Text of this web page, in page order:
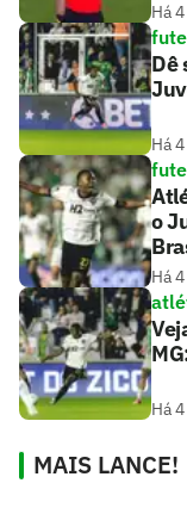
Há
Dê
Há
o
Há
Há
MAIS LANCE!